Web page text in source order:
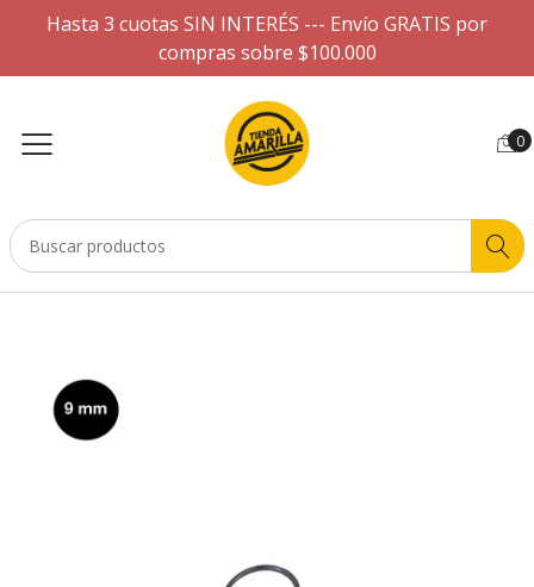
Hasta 3 cuotas SIN INTERÉS --- Envío GRATIS por
compras sobre $100.000
0